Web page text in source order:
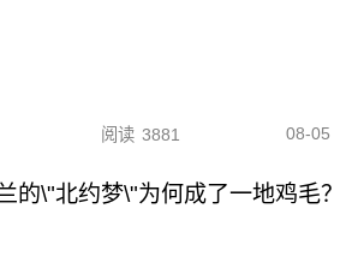
阅读 3881 08-05
的\"北约梦\"为何成了一地鸡毛？